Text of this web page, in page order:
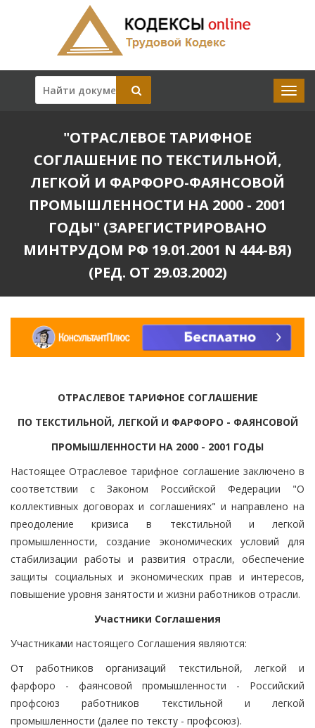
"ОТРАСЛЕВОЕ ТАРИФНОЕ
СОГЛАШЕНИЕ ПО ТЕКСТИЛЬНОЙ,
ЛЕГКОЙ И ФАРФОРО-ФАЯНСОВОЙ
ПРОМЫШЛЕННОСТИ НА 2000 - 2001
ГОДЫ" (ЗАРЕГИСТРИРОВАНО
МИНТРУДОМ РФ 19.01.2001 N 444-ВЯ)
(РЕД. ОТ 29.03.2002)
ОТРАСЛЕВОЕ ТАРИФНОЕ СОГЛАШЕНИЕ
ПО ТЕКСТИЛЬНОЙ, ЛЕГКОЙ И ФАРФОРО - ФАЯНСОВОЙ
ПРОМЫШЛЕННОСТИ НА 2000 - 2001 ГОДЫ
Настоящее Отраслевое тарифное соглашение заключено в
соответствии с Законом Российской Федерации "О
коллективных договорах и соглашениях" и направлено на
преодоление кризиса в текстильной и легкой
промышленности, создание экономических условий для
стабилизации работы и развития отрасли, обеспечение
защиты социальных и экономических прав и интересов,
повышение уровня занятости и жизни работников отрасли.
Участники Соглашения
Участниками настоящего Соглашения являются:
От работников организаций текстильной, легкой и
фарфоро - фаянсовой промышленности - Российский
профсоюз работников текстильной и легкой
промышленности (далее по тексту - профсоюз).